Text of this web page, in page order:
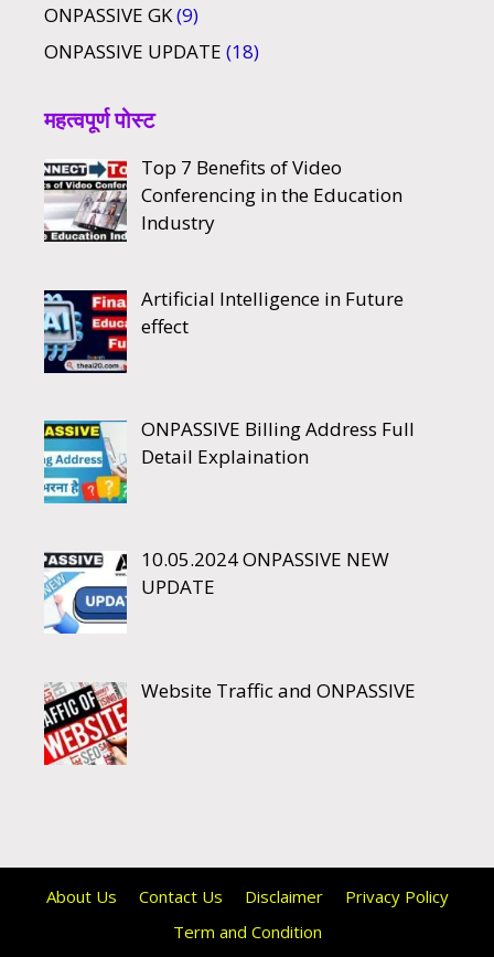
ONPASSIVE GK(9)
ONPASSIVE UPDATE (18)
महत्वपूर्ण पोस्ट
Top 7 Benefits of Video
Conferencing in the Education
Industry
Artificial Intelligence in Future
effect
ONPASSIVE Billing Address Full
Detail Explaination
10.05.2024 ONPASSIVE NEW
UPDATE
Website Traffic and ONPASSIVE
About Us Contact Us Disclaimer
Privacy Policy
Term and Condition